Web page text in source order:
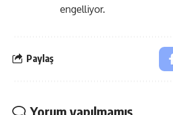
engelliyor.
Paylaş
Yorum yapılmamış